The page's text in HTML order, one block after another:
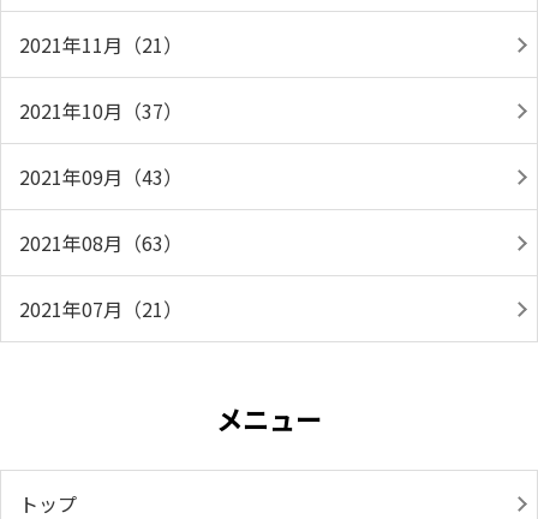
2021年11月（21）
2021年10月（37）
2021年09月（43）
2021年08月（63）
2021年07月（21）
メニュー
トップ